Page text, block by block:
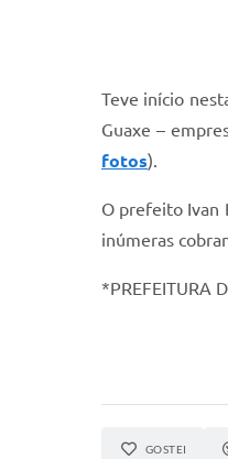
Teve início
Guaxe –
fotos).
O prefeito Ivan
inúmeras
*PREFEITURA
GOSTEI